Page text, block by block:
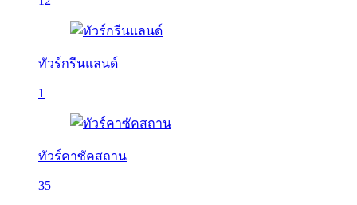
ทัวร์กรีนแลนด์
1
ทัวร์คาซัคสถาน
35